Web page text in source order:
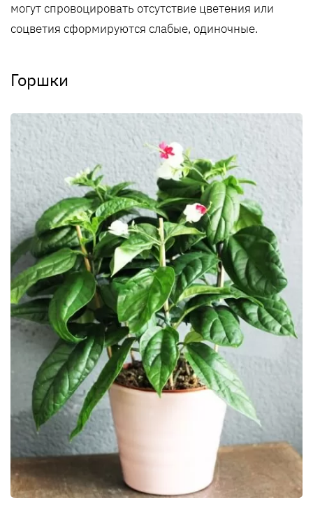
могут спровоцировать отсутствие цветения или
соцветия сформируются слабые, одиночные.
Горшки